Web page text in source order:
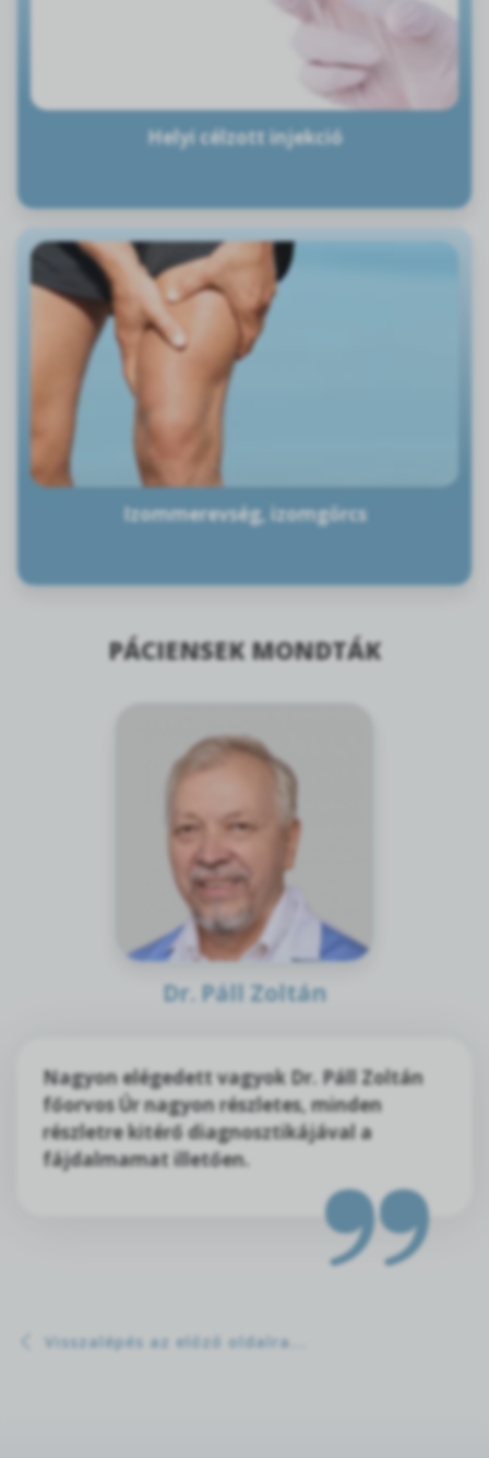
Helyi célzott injekció
Izommerevség, izomgörcs
PÁCIENSEK MONDTÁK
Dr. Páll Zoltán
Nagyon elégedett vagyok Dr. Páll Zoltán
főorvos Úr nagyon részletes, minden
részletre kitérő diagnosztikájával a
fájdalmamat illetően.
Visszalépés az előző oldalra...